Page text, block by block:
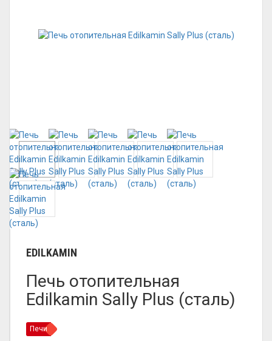
EDILKAMIN
Печь отопительная
Edilkamin Sally Plus (сталь)
Печи